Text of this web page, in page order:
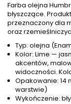
Farba olejna
błyszczące.
przeznaczony dla
oraz
Typ: olejna
Kolor: Lime —
akcentów,
widoczności.
Opakowanie: 14
warstwie)
Wykończenie: